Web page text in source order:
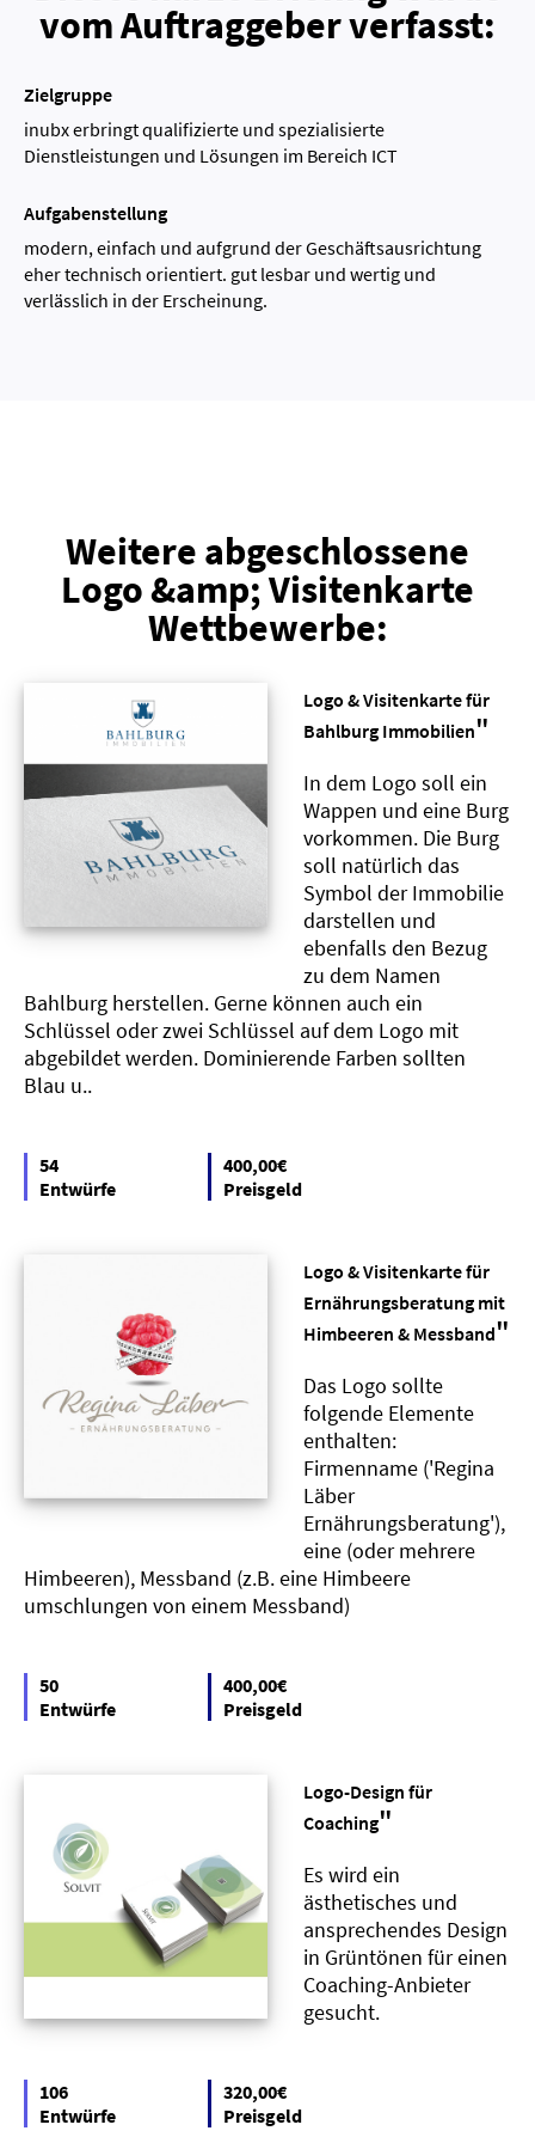
vom Auftraggeber verfasst:
Zielgruppe
inubx erbringt qualifizierte und spezialisierte
Dienstleistungen und Lösungen im Bereich ICT
Aufgabenstellung
modern, einfach und aufgrund der Geschäftsausrichtung
eher technisch orientiert. gut lesbar und wertig und
verlässlich in der Erscheinung.
Weitere abgeschlossene
Logo &amp; Visitenkarte
Wettbewerbe:
Logo & Visitenkarte für
Bahlburg Immobilien"
In dem Logo soll ein
Wappen und eine Burg
vorkommen. Die Burg
soll natürlich das
Symbol der Immobilie
darstellen und
ebenfalls den Bezug
zu dem Namen
Bahlburg herstellen. Gerne können auch ein
Schlüssel oder zwei Schlüssel auf dem Logo mit
abgebildet werden. Dominierende Farben sollten
Blau u..
54
Entwürfe
400,00€
Preisgeld
Logo & Visitenkarte für
Ernährungsberatung mit
Himbeeren & Messband"
Das Logo sollte
folgende Elemente
enthalten:
Firmenname ('Regina
Läber
Ernährungsberatung'),
eine (oder mehrere
Himbeeren), Messband (z.B. eine Himbeere
umschlungen von einem Messband)
50
Entwürfe
400,00€
Preisgeld
Logo-Design für
Coaching"
Es wird ein
ästhetisches und
ansprechendes Design
in Grüntönen für einen
Coaching-Anbieter
gesucht.
106
Entwürfe
320,00€
Preisgeld